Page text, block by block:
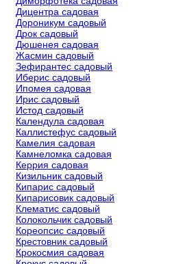
Дицентра садовая
Дороникум садовый
Дрок садовый
Дюшенея садовая
Жасмин садовый
Зефирантес садовый
Иберис садовый
Ипомея садовая
Ирис садовый
Истод садовый
Календула садовая
Каллистефус садовый
Камелия садовая
Камнеломка садовая
Керрия садовая
Кизильник садовый
Кипарис садовый
Кипарисовик садовый
Клематис садовый
Колокольчик садовый
Кореопсис садовый
Крестовник садовый
Крокосмия садовая